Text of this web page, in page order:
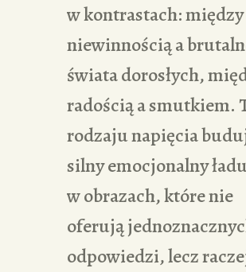
w kontrastach: między
niewinnością a
świata dorosłych,
radością a smutkiem.
rodzaju napięcia
silny emocjonalny
w obrazach, które nie
oferują
odpowiedzi, lecz